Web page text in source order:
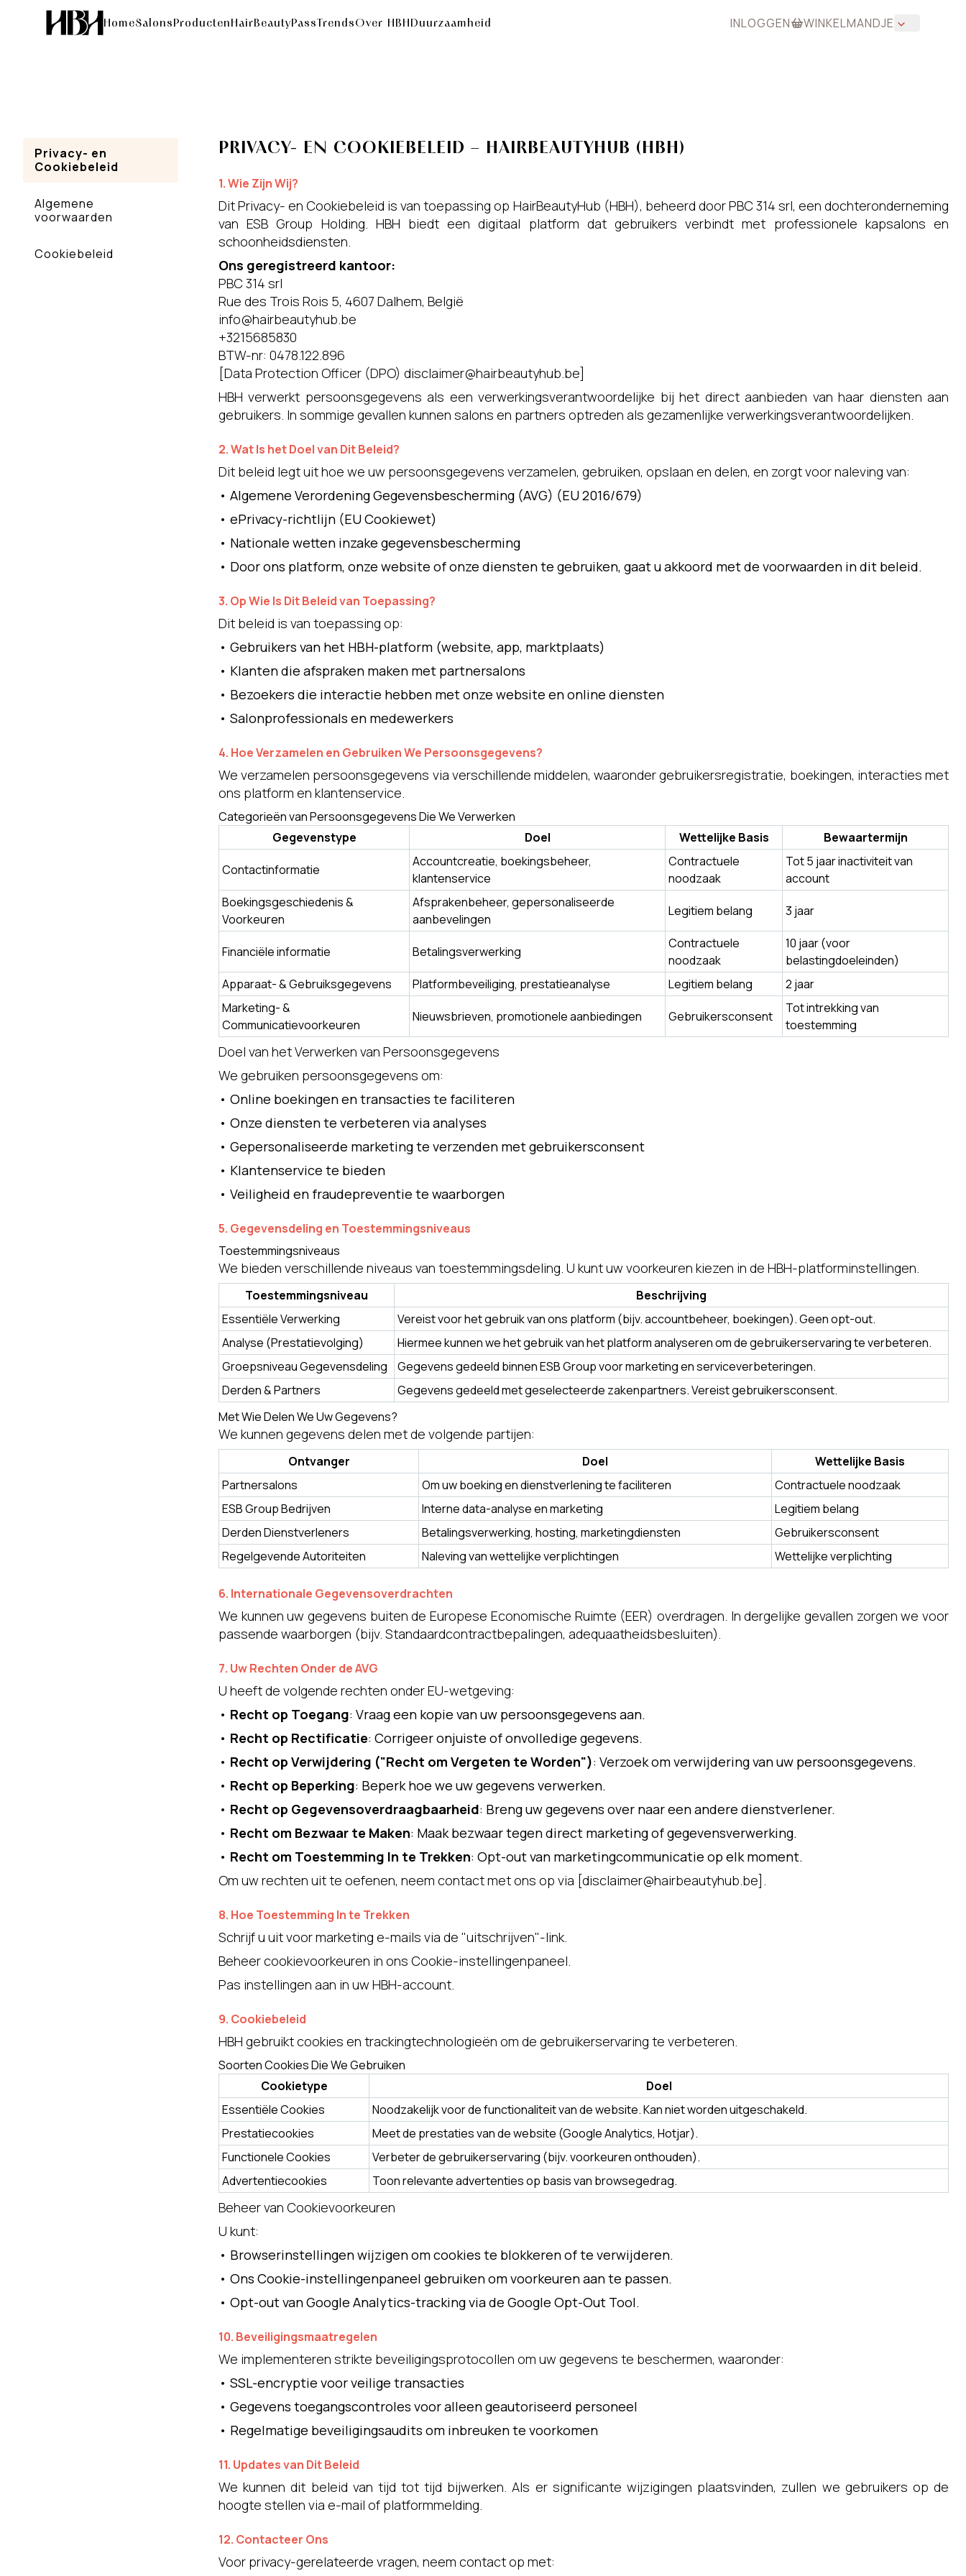
HomeSalonsProductenHairBeautyPassTrendsOver HBHDuurzaamheid INLOGGEN WINKELMANDJE
Privacy- en
Cookiebeleid
Algemene
voorwaarden
Cookiebeleid
PRIVACY- EN COOKIEBELEID – HAIRBEAUTYHUB (HBH)
1. Wie Zijn Wij?
Dit Privacy- en Cookiebeleid is van toepassing op HairBeautyHub (HBH), beheerd door PBC 314 srl, een dochteronderneming
van ESB Group Holding. HBH biedt een digitaal platform dat gebruikers verbindt met professionele kapsalons en
schoonheidsdiensten.
Ons geregistreerd kantoor:
PBC 314 srl
Rue des Trois Rois 5, 4607 Dalhem, België
info@hairbeautyhub.be
+3215685830
BTW-nr: 0478.122.896
[Data Protection Officer (DPO) disclaimer@hairbeautyhub.be]
HBH verwerkt persoonsgegevens als een verwerkingsverantwoordelijke bij het direct aanbieden van haar diensten aan
gebruikers. In sommige gevallen kunnen salons en partners optreden als gezamenlijke verwerkingsverantwoordelijken.
2. Wat Is het Doel van Dit Beleid?
Dit beleid legt uit hoe we uw persoonsgegevens verzamelen, gebruiken, opslaan en delen, en zorgt voor naleving van:
• Algemene Verordening Gegevensbescherming (AVG) (EU 2016/679)
• ePrivacy-richtlijn (EU Cookiewet)
• Nationale wetten inzake gegevensbescherming
• Door ons platform, onze website of onze diensten te gebruiken, gaat u akkoord met de voorwaarden in dit beleid.
3. Op Wie Is Dit Beleid van Toepassing?
Dit beleid is van toepassing op:
• Gebruikers van het HBH-platform (website, app, marktplaats)
• Klanten die afspraken maken met partnersalons
• Bezoekers die interactie hebben met onze website en online diensten
• Salonprofessionals en medewerkers
4. Hoe Verzamelen en Gebruiken We Persoonsgegevens?
We verzamelen persoonsgegevens via verschillende middelen, waaronder gebruikersregistratie, boekingen, interacties met
ons platform en klantenservice.
Categorieën van Persoonsgegevens Die We Verwerken
Gegevenstype
Doel Wettelijke Basis Bewaartermijn
Contactinformatie
Accountcreatie, boekingsbeheer,
klantenservice
Contractuele
noodzaak
Tot 5 jaar inactiviteit van
account
Boekingsgeschiedenis &
Voorkeuren
Afsprakenbeheer, gepersonaliseerde
aanbevelingen
Legitiem belang 3 jaar
Financiële informatie Betalingsverwerking
Contractuele
noodzaak
10 jaar (voor
belastingdoeleinden)
Apparaat- & Gebruiksgegevens
Platformbeveiliging, prestatieanalyse Legitiem belang
2 jaar
Marketing- &
Communicatievoorkeuren
Nieuwsbrieven, promotionele aanbiedingen Gebruikersconsent
Tot intrekking van
toestemming
Doel van het Verwerken van Persoonsgegevens
We gebruiken persoonsgegevens om:
• Online boekingen en transacties te faciliteren
• Onze diensten te verbeteren via analyses
• Gepersonaliseerde marketing te verzenden met gebruikersconsent
• Klantenservice te bieden
• Veiligheid en fraudepreventie te waarborgen
5. Gegevensdeling en Toestemmingsniveaus
Toestemmingsniveaus
We bieden verschillende niveaus van toestemmingsdeling. U kunt uw voorkeuren kiezen in de HBH-platforminstellingen.
Toestemmingsniveau
Beschrijving
Essentiële Verwerking
Vereist voor het gebruik van ons platform (bijv. accountbeheer, boekingen). Geen opt-out.
Analyse (Prestatievolging)
Hiermee kunnen we het gebruik van het platform analyseren om de gebruikerservaring te verbeteren.
Groepsniveau Gegevensdeling
Gegevens gedeeld binnen ESB Group voor marketing en serviceverbeteringen.
Derden & Partners
Gegevens gedeeld met geselecteerde zakenpartners. Vereist gebruikersconsent.
Met Wie Delen We Uw Gegevens?
We kunnen gegevens delen met de volgende partijen:
Ontvanger Doel
Wettelijke Basis
Partnersalons
Om uw boeking en dienstverlening te faciliteren
Contractuele noodzaak
ESB Group Bedrijven
Interne data-analyse en marketing
Legitiem belang
Derden Dienstverleners
Betalingsverwerking, hosting, marketingdiensten
Gebruikersconsent
Regelgevende Autoriteiten
Naleving van wettelijke verplichtingen Wettelijke verplichting
6. Internationale Gegevensoverdrachten
We kunnen uw gegevens buiten de Europese Economische Ruimte (EER) overdragen. In dergelijke gevallen zorgen we voor
passende waarborgen (bijv. Standaardcontractbepalingen, adequaatheidsbesluiten).
7. Uw Rechten Onder de AVG
U heeft de volgende rechten onder EU-wetgeving:
• Recht op Toegang: Vraag een kopie van uw persoonsgegevens aan.
• Recht op Rectificatie: Corrigeer onjuiste of onvolledige gegevens.
• Recht op Verwijdering ("Recht om Vergeten te Worden"): Verzoek om verwijdering van uw persoonsgegevens.
• Recht op Beperking: Beperk hoe we uw gegevens verwerken.
• Recht op Gegevensoverdraagbaarheid: Breng uw gegevens over naar een andere dienstverlener.
• Recht om Bezwaar te Maken: Maak bezwaar tegen direct marketing of gegevensverwerking.
• Recht om Toestemming In te Trekken: Opt-out van marketingcommunicatie op elk moment.
Om uw rechten uit te oefenen, neem contact met ons op via [disclaimer@hairbeautyhub.be].
8. Hoe Toestemming In te Trekken
Schrijf u uit voor marketing e-mails via de "uitschrijven"-link.
Beheer cookievoorkeuren in ons Cookie-instellingenpaneel.
Pas instellingen aan in uw HBH-account.
9. Cookiebeleid
HBH gebruikt cookies en trackingtechnologieën om de gebruikerservaring te verbeteren.
Soorten Cookies Die We Gebruiken
Cookietype
Doel
Essentiële Cookies
Noodzakelijk voor de functionaliteit van de website. Kan niet worden uitgeschakeld.
Prestatiecookies
Meet de prestaties van de website (Google Analytics, Hotjar).
Functionele Cookies
Verbeter de gebruikerservaring (bijv. voorkeuren onthouden).
Advertentiecookies
Toon relevante advertenties op basis van browsegedrag.
Beheer van Cookievoorkeuren
U kunt:
• Browserinstellingen wijzigen om cookies te blokkeren of te verwijderen.
• Ons Cookie-instellingenpaneel gebruiken om voorkeuren aan te passen.
• Opt-out van Google Analytics-tracking via de Google Opt-Out Tool.
10. Beveiligingsmaatregelen
We implementeren strikte beveiligingsprotocollen om uw gegevens te beschermen, waaronder:
• SSL-encryptie voor veilige transacties
• Gegevens toegangscontroles voor alleen geautoriseerd personeel
• Regelmatige beveiligingsaudits om inbreuken te voorkomen
11. Updates van Dit Beleid
We kunnen dit beleid van tijd tot tijd bijwerken. Als er significante wijzigingen plaatsvinden, zullen we gebruikers op de
hoogte stellen via e-mail of platformmelding.
12. Contacteer Ons
Voor privacy-gerelateerde vragen, neem contact op met: